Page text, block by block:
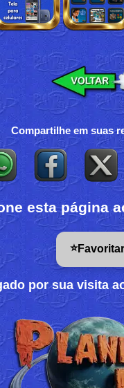
Compartilhe em suas
esta página
⭐Favoritar
por sua visita